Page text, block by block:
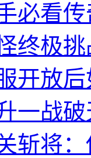
必看
终极
开放
一战
斩将